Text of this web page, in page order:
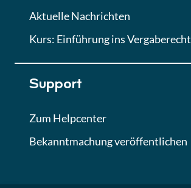
Aktuelle Nachrichten
Kurs: Einführung ins Vergaberecht
Support
Zum Helpcenter
Bekanntmachung veröffentlichen